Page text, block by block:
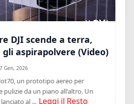
DJI scende a terra,
gli aspirapolvere (Video)
Gen, 2026
un prototipo aereo per
da un piano all'altro. Un
al ... Leggi il Resto